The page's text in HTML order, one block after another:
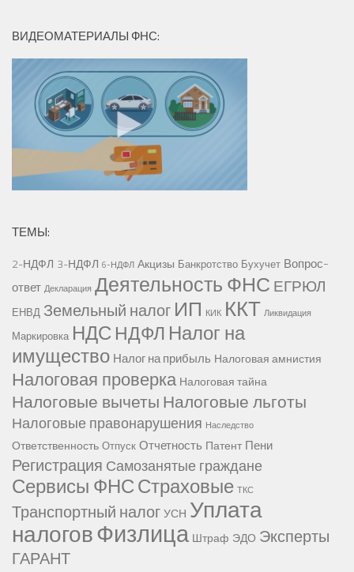
ВИДЕОМАТЕРИАЛЫ ФНС:
ТЕМЫ:
2-НДФЛ 3-НДФЛ 6-НДФЛ Акцизы Банкротство Бухучет Вопрос-
ответ Декларация Деятельность ФНС ЕГРЮЛ
ЕНВД Земельный налог ИП КИК ККТ Ликвидация
Маркировка НДС НДФЛ Налог на
имущество Налог на прибыль Налоговая амнистия
Налоговая проверка Налоговая тайна
Налоговые вычетыНалоговые льготы
Налоговые правонарушения Наследство
Ответственность Отпуск Отчетность Патент Пени
Регистрация Самозанятые граждане
Сервисы ФНССтраховые ТКС
Транспортный налогУСН Уплата
налоговФизлица Штраф ЭДО Эксперты
ГАРАНТ